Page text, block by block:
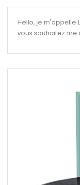
Hello, je m'appelle
vous souhaitez